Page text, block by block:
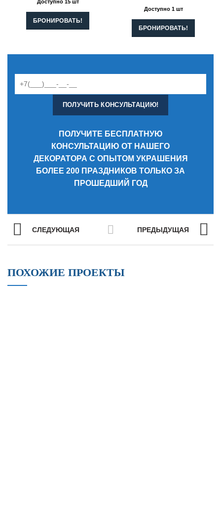
Доступно 15 шт
БРОНИРОВАТЬ!
Доступно 1 шт
БРОНИРОВАТЬ!
ПОЛУЧИТЕ БЕСПЛАТНУЮ
КОНСУЛЬТАЦИЮ ОТ НАШЕГО
ДЕКОРАТОРА С ОПЫТОМ УКРАШЕНИЯ
БОЛЕЕ 200 ПРАЗДНИКОВ ТОЛЬКО ЗА
ПРОШЕДШИЙ ГОД
СЛЕДУЮЩАЯ ПРЕДЫДУЩАЯ
ПОХОЖИЕ ПРОЕКТЫ